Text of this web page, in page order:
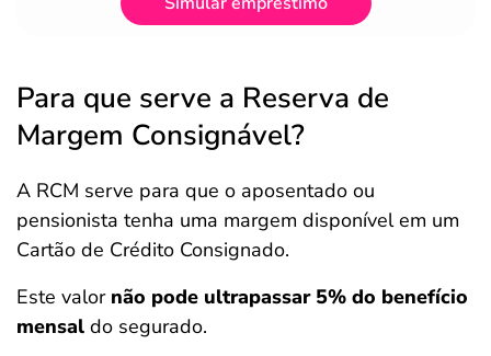
Para que serve a Reserva de
Margem Consignável?
A RCM serve para que o aposentado ou
pensionista tenha uma margem disponível em um
Cartão de Crédito Consignado.
Este valor não pode ultrapassar 5% do benefício
mensal do segurado.